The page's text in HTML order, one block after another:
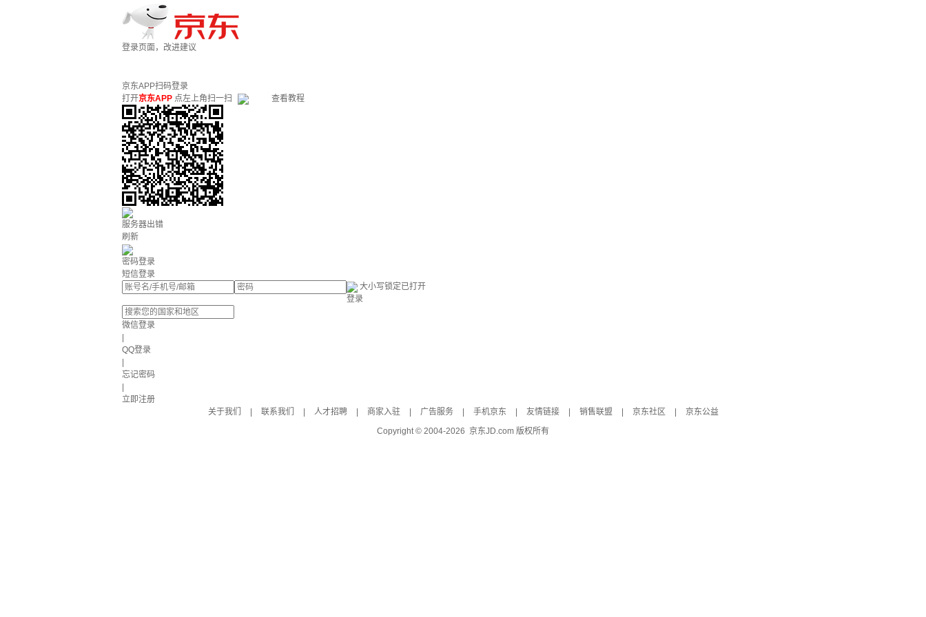
登录页面，改进建议
京东APP扫码登录
打开京东APP 点左上角扫一扫 查看教程
服务器出错
刷新
密码登录
短信登录
大小写锁定已打开
登录
微信登录
QQ登录
忘记密码
立即注册
关于我们
联系我们 人才招聘 商家入驻 广告服务 手机京东 友情链接 销售联盟 京东社区
京东公益
Copyright © 2004-2026 京东JD.com 版权所有